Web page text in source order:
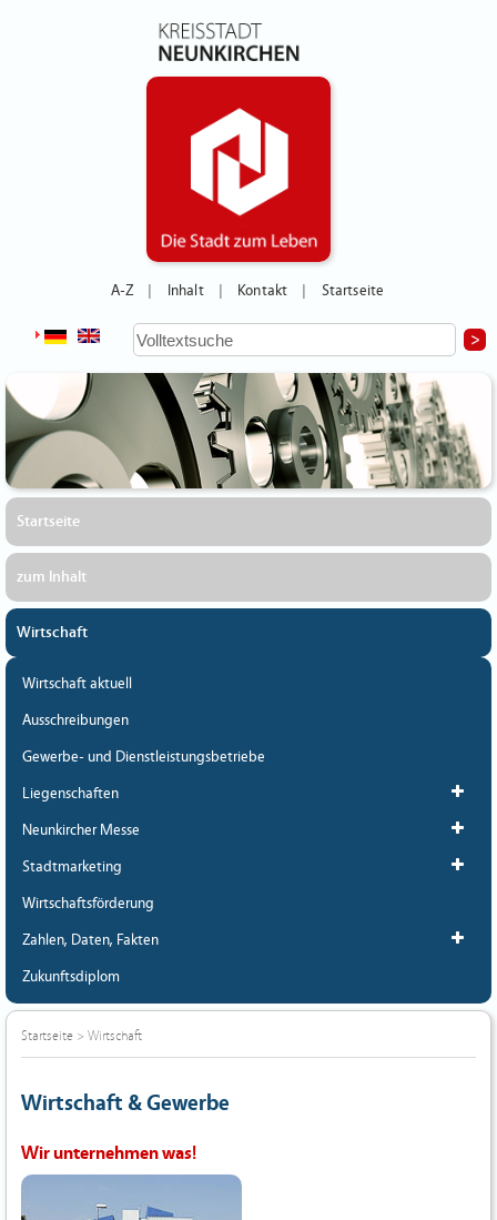
A-Z Inhalt Kontakt Startseite
Startseite
zum Inhalt
Wirtschaft
Wirtschaft aktuell
Ausschreibungen
Gewerbe- und Dienstleistungsbetriebe
Liegenschaften
Neunkircher Messe
Stadtmarketing
Wirtschaftsförderung
Zahlen, Daten, Fakten
Zukunftsdiplom
Startseite > Wirtschaft
Wirtschaft & Gewerbe
Wir unternehmen was!